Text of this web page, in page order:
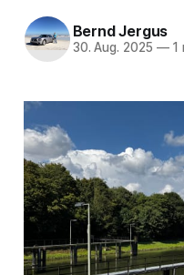
Bernd Jergus
30. Aug. 2025 —1